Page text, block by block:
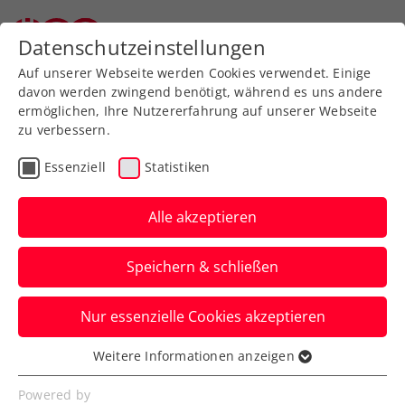
Aktuelle News
News filtern
Datenschutzeinstellungen
Auf unserer Webseite werden Cookies verwendet. Einige
davon werden zwingend benötigt, während es uns andere
ermöglichen, Ihre Nutzererfahrung auf unserer Webseite
zu verbessern.
Essenziell Statistiken
Alle akzeptieren
Speichern & schließen
Nur essenzielle Cookies akzeptieren
Essenziell
Essenzielle Cookies werden für grundlegende
Weitere Informationen anzeigen
Powered by